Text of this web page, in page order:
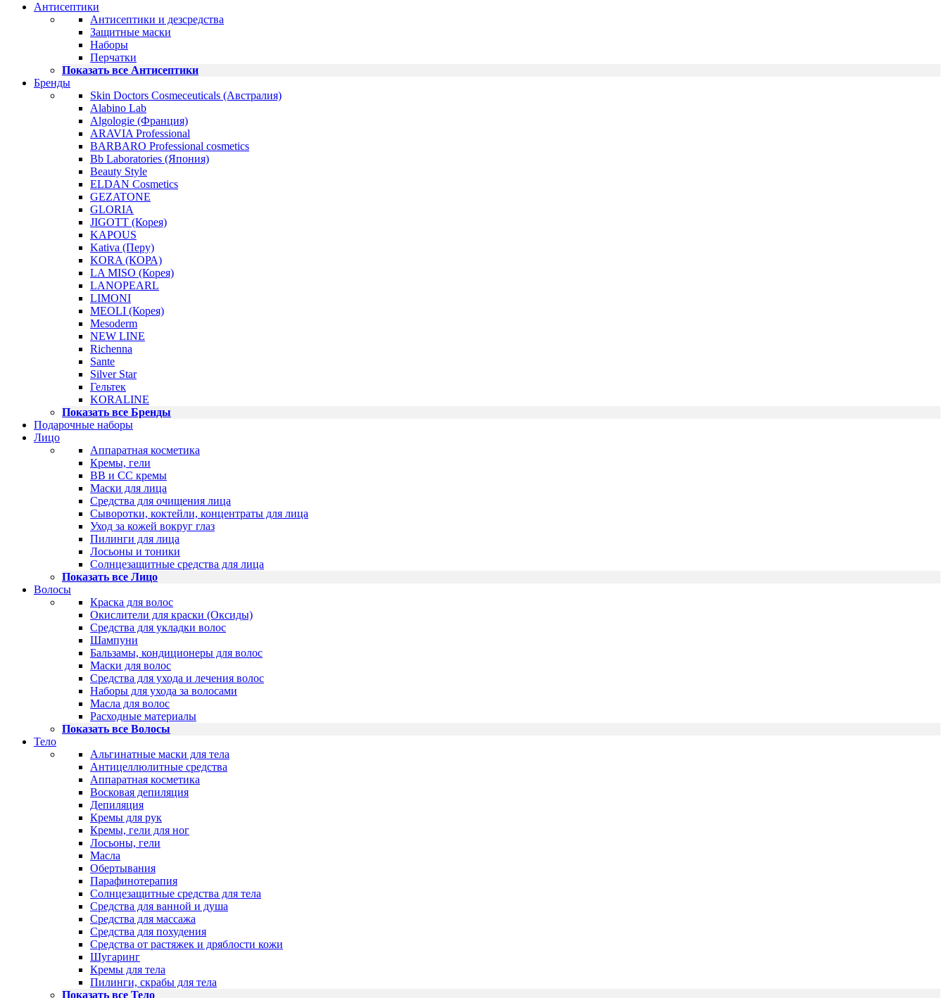
Антисептики
Антисептики и дезсредства
Защитные маски
Наборы
Перчатки
Показать все Антисептики
Бренды
Skin Doctors Cosmeceuticals (Австралия)
Alabino Lab
Algologie (Франция)
ARAVIA Professional
BARBARO Professional cosmetics
Bb Laboratories (Япония)
Beauty Style
ELDAN Cosmetics
GEZATONE
GLORIA
JIGOTT (Корея)
KAPOUS
Kativa (Перу)
KORA (КОРА)
LA MISO (Корея)
LANOPEARL
LIMONI
MEOLI (Корея)
Mesoderm
NEW LINE
Richenna
Sante
Silver Star
Гельтек
KORALINE
Показать все Бренды
Подарочные наборы
Лицо
Аппаратная косметика
Кремы, гели
BB и CC кремы
Маски для лица
Средства для очищения лица
Сыворотки, коктейли, концентраты для лица
Уход за кожей вокруг глаз
Пилинги для лица
Лосьоны и тоники
Солнцезащитные средства для лица
Показать все Лицо
Волосы
Краска для волос
Окислители для краски (Оксиды)
Средства для укладки волос
Шампуни
Бальзамы, кондиционеры для волос
Маски для волос
Средства для ухода и лечения волос
Наборы для ухода за волосами
Масла для волос
Расходные материалы
Показать все Волосы
Тело
Альгинатные маски для тела
Антицеллюлитные средства
Аппаратная косметика
Восковая депиляция
Депиляция
Кремы для рук
Кремы, гели для ног
Лосьоны, гели
Масла
Обертывания
Парафинотерапия
Солнцезащитные средства для тела
Средства для ванной и душа
Средства для массажа
Средства для похудения
Средства от растяжек и дряблости кожи
Шугаринг
Кремы для тела
Пилинги, скрабы для тела
Показать все Тело